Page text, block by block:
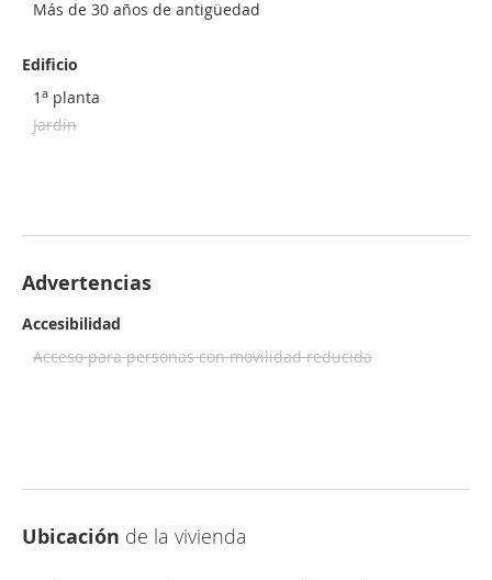
Más de 30 años de antigüedad
Edificio
1 a planta
Jardín
Advertencias
Accesibilidad
Acceso para personas con movilidad reducida
Ubicación de la vivienda